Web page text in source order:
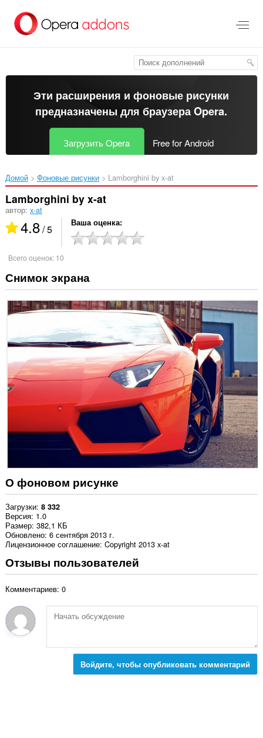
перейти
Эти расширения и фоновые рисунки
предназначены длябраузера Opera.
Загрузить Opera Free for Android
Домой Фоновые рисунки Lamborghini by x-at‎
Lamborghini by x-at
автор: x-at
4.8/ 5 Ваша оценка
Всего оценок: 10
Снимок экрана
О фоновом рисунке
Загрузки 8 332
Версия 1.0
Размер 382,1 КБ
Обновлено 6 сентября 2013 г.
Лицензионное соглашение Copyright 2013 x-at
Отзывы пользователей
Комментариев: 0
Войдите, чтобы опубликовать комментарий